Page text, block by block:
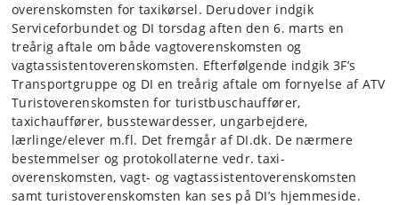
overenskomsten for taxikørsel. Derudover indgik
Serviceforbundet og DI torsdag aften den 6. marts en
treårig aftale om både vagtoverenskomsten og
vagtassistentoverenskomsten. Efterfølgende indgik 3F’s
Transportgruppe og DI en treårig aftale om fornyelse af ATV
Turistoverenskomsten for turistbuschauffører,
taxichauffører, busstewardesser, ungarbejdere,
lærlinge/elever m.fl. Det fremgår af DI.dk. De nærmere
bestemmelser og protokollaterne vedr. taxi-
overenskomsten, vagt- og vagtassistentoverenskomsten
samt turistoverenskomsten kan ses på DI’s hjemmeside.